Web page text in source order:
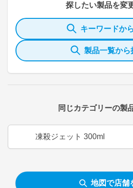
探したい製品を変
キーワードか
製品一覧から
同じカテゴリーの製
凍殺ジェット 300ml
地図で店舗